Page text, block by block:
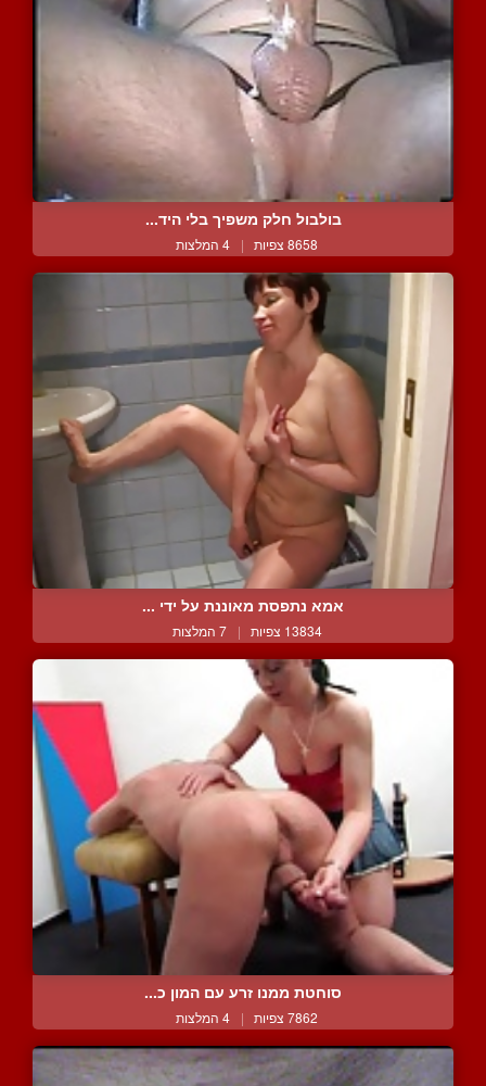
בולבול חלק משפיך בלי היד...
8658 צפיות | 4 המלצות
אמא נתפסת מאוננת על ידי ...
13834 צפיות | 7 המלצות
סוחטת ממנו זרע עם המון כ...
7862 צפיות | 4 המלצות